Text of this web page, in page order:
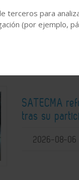
inteligente
SATECMA
tras su
2026-08-06
terceros para
(por ejemplo,